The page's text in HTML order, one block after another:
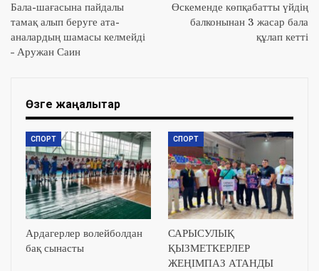
Бала-шағасына пайдалы
тамақ алып беруге ата-
аналардың шамасы келмейді
– Аружан Саин
Өскеменде көпқабатты үйдің
балконынан 3 жасар бала
құлап кетті
Өзге жаңалықтар
СПОРТ
Ардагерлер волейболдан
бақ сынасты
СПОРТ
САРЫСУЛЫҚ
ҚЫЗМЕТКЕРЛЕР
ЖЕҢІМПАЗ АТАНДЫ